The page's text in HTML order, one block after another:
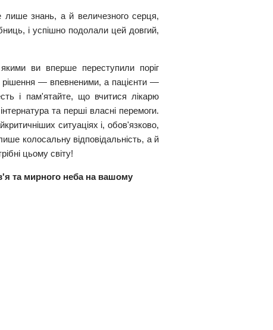
знань, а й величезного серця,
і успішно подолали цей довгий,
ви вперше переступили поріг
рішення — впевненими, а пацієнти —
і пам'ятайте, що вчитися лікарю
та перші власні перемоги.
ситуаціях і, обов'язково,
колосальну відповідальність, а й
цьому світу!
та мирного неба на вашому